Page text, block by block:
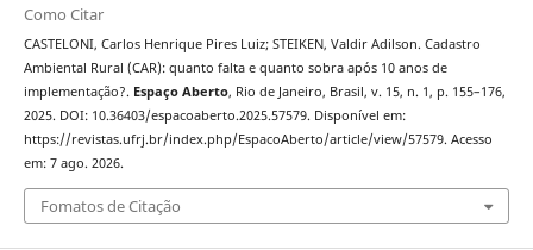
Como Citar
CASTELONI, Carlos Henrique Pires Luiz; STEIKEN, Valdir Adilson. Cadastro
Ambiental Rural (CAR): quanto falta e quanto sobra após 10 anos de
implementação?. Espaço Aberto, Rio de Janeiro, Brasil, v. 15, n. 1, p. 155–176,
2025. DOI: 10.36403/espacoaberto.2025.57579. Disponível em:
https://revistas.ufrj.br/index.php/EspacoAberto/article/view/57579. Acesso
em: 7 ago. 2026.
Fomatos de Citação